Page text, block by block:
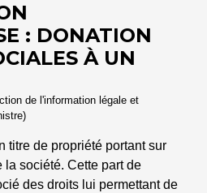
: DONATION
À UN
de l'information légale et
titre de propriété portant sur
la société. Cette part de
des droits lui permettant de